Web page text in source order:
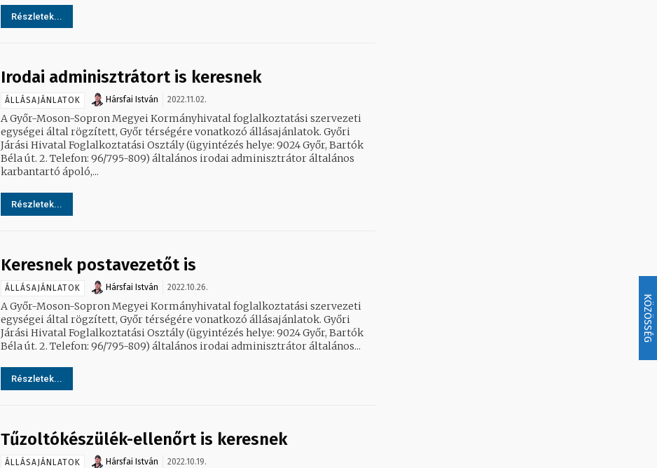
KÖZÖSSÉG
Részletek...
Irodai adminisztrátort is keresnek
ÁLLÁSAJÁNLATOK Hársfai István 2022.11.02.
A Győr-Moson-Sopron Megyei Kormányhivatal foglalkoztatási szervezeti
egységei által rögzített, Győr térségére vonatkozó állásajánlatok. Győri
Járási Hivatal Foglalkoztatási Osztály (ügyintézés helye: 9024 Győr, Bartók
Béla út. 2. Telefon: 96/795-809) általános irodai adminisztrátor általános
karbantartó ápoló,...
Részletek...
Keresnek postavezetőt is
ÁLLÁSAJÁNLATOK Hársfai István 2022.10.26.
A Győr-Moson-Sopron Megyei Kormányhivatal foglalkoztatási szervezeti
egységei által rögzített, Győr térségére vonatkozó állásajánlatok. Győri
Járási Hivatal Foglalkoztatási Osztály (ügyintézés helye: 9024 Győr, Bartók
Béla út. 2. Telefon: 96/795-809) általános irodai adminisztrátor általános...
Részletek...
Tűzoltókészülék-ellenőrt is keresnek
ÁLLÁSAJÁNLATOK Hársfai István 2022.10.19.